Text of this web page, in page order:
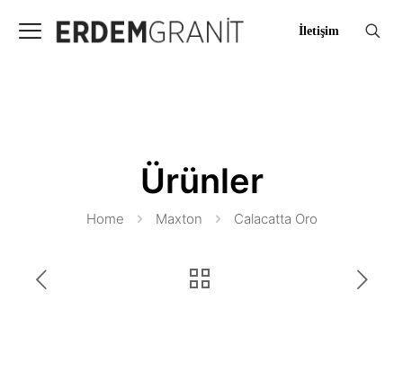
İletişim
Ürünler
Home Maxton Calacatta Oro